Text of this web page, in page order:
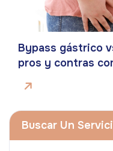
Bypass gástrico
pros y contras
Buscar Un